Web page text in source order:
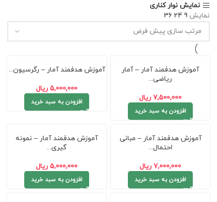
نمایش نوار کناری
نمایش 9
24
36
آموزش هدفمند آمار – آمار
ریاضی...
7,500,000 ریال
افزودن به سبد خرید
آموزش هدفمند آمار – رگرسیون...
5,000,000 ریال
افزودن به سبد خرید
آموزش هدفمند آمار – مبانی
احتمال...
7,000,000 ریال
افزودن به سبد خرید
آموزش هدفمند آمار – نمونه
گیری...
5,000,000 ریال
افزودن به سبد خرید